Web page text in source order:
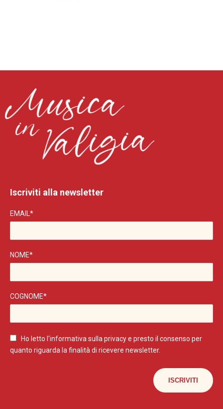
Iscriviti alla newsletter
EMAIL*
NOME*
COGNOME*
Ho letto l'informativa sulla privacye presto il consenso per
quanto riguarda la finalità di ricevere newsletter.